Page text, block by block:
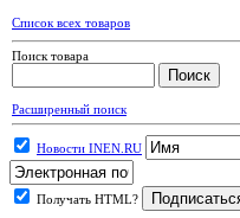
Список всех товаров
Поиск товара
Расширенный поиск
Новости INEN.RU
Получать HTML?